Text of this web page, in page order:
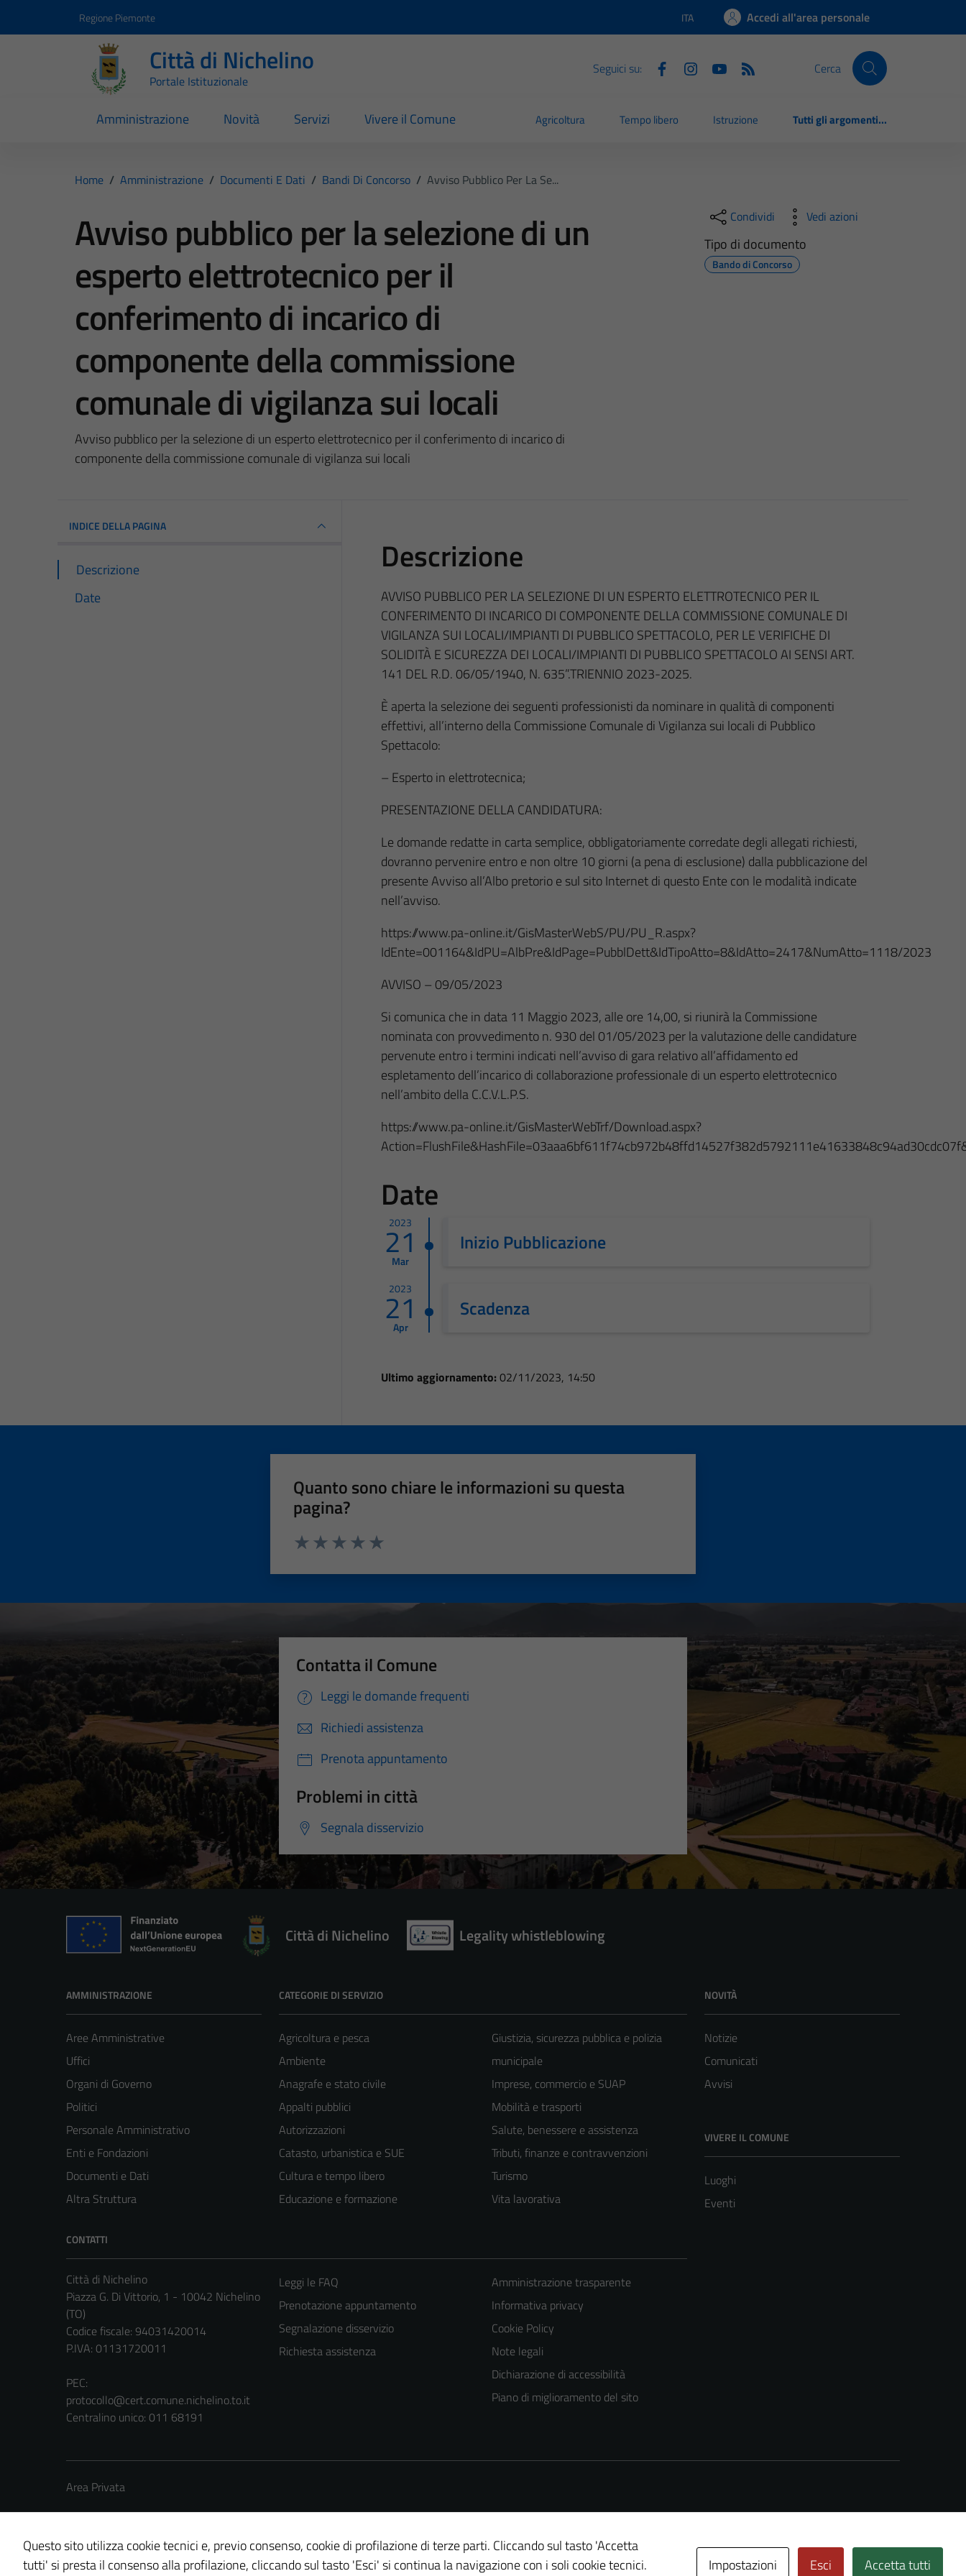
Regione Piemonte Lingua attiva:
ITA Accedi all'area personale
Città di Nichelino
Portale Istituzionale
Seguici su: Cerca
Amministrazione Novità Servizi Vivere il Comune Agricoltura Tempo libero Istruzione Tutti gli argomenti...
Home / Amministrazione / Documenti E Dati / Bandi Di Concorso / Avviso Pubblico Per La Se...
Avviso pubblico per la selezione di un
esperto elettrotecnico per il
conferimento di incarico di
componente della commissione
comunale di vigilanza sui locali
Avviso pubblico per la selezione di un esperto elettrotecnico per il conferimento di incarico di
componente della commissione comunale di vigilanza sui locali
Condividi Vedi azioni
Tipo di documento
Bando di Concorso
INDICE DELLA PAGINA
Descrizione
Date
Descrizione
AVVISO PUBBLICO PER LA SELEZIONE DI UN ESPERTO ELETTROTECNICO PER IL
CONFERIMENTO DI INCARICO DI COMPONENTE DELLA COMMISSIONE COMUNALE DI
VIGILANZA SUI LOCALI/IMPIANTI DI PUBBLICO SPETTACOLO, PER LE VERIFICHE DI
SOLIDITÀ E SICUREZZA DEI LOCALI/IMPIANTI DI PUBBLICO SPETTACOLO AI SENSI ART.
141 DEL R.D. 06/05/1940, N. 635”.TRIENNIO 2023-2025.
È aperta la selezione dei seguenti professionisti da nominare in qualità di componenti
effettivi, all’interno della Commissione Comunale di Vigilanza sui locali di Pubblico
Spettacolo:
– Esperto in elettrotecnica;
PRESENTAZIONE DELLA CANDIDATURA:
Le domande redatte in carta semplice, obbligatoriamente corredate degli allegati richiesti,
dovranno pervenire entro e non oltre 10 giorni (a pena di esclusione) dalla pubblicazione del
presente Avviso all’Albo pretorio e sul sito Internet di questo Ente con le modalità indicate
nell’avviso.
https://www.pa-online.it/GisMasterWebS/PU/PU_R.aspx?
IdEnte=001164&IdPU=AlbPre&IdPage=PubblDett&IdTipoAtto=8&IdAtto=2417&NumAtto=1118/2023
AVVISO – 09/05/2023
Si comunica che in data 11 Maggio 2023, alle ore 14,00, si riunirà la Commissione
nominata con provvedimento n. 930 del 01/05/2023 per la valutazione delle candidature
pervenute entro i termini indicati nell’avviso di gara relativo all’affidamento ed
espletamento dell’incarico di collaborazione professionale di un esperto elettrotecnico
nell’ambito della C.C.V.L.P.S.
https://www.pa-online.it/GisMasterWebTrf/Download.aspx?
Date
2023
21
Mar
Inizio Pubblicazione
2023
21
Apr
Scadenza
Ultimo aggiornamento: 02/11/2023, 14:50
Quanto sono chiare le informazioni su questa
pagina?
Contatta il Comune
Leggi le domande frequenti
Richiedi assistenza
Prenota appuntamento
Problemi in città
Segnala disservizio
Città di Nichelino Legality whistleblowing
AMMINISTRAZIONE
Aree Amministrative
Uffici
Organi di Governo
Politici
Personale Amministrativo
Enti e Fondazioni
Documenti e Dati
Altra Struttura
CATEGORIE DI SERVIZIO
Agricoltura e pesca
Ambiente
Anagrafe e stato civile
Appalti pubblici
Autorizzazioni
Catasto, urbanistica e SUE
Cultura e tempo libero
Educazione e formazione
Giustizia, sicurezza pubblica e polizia
municipale
Imprese, commercio e SUAP
Mobilità e trasporti
Salute, benessere e assistenza
Tributi, finanze e contravvenzioni
Turismo
Vita lavorativa
NOVITÀ
Notizie
Comunicati
Avvisi
VIVERE IL COMUNE
Luoghi
Eventi
CONTATTI
Città di Nichelino
Piazza G. Di Vittorio, 1 - 10042 Nichelino
(TO)
Codice fiscale: 94031420014
P.IVA: 01131720011
PEC:
protocollo@cert.comune.nichelino.to.it
Centralino unico: 011 68191
Leggi le FAQ
Prenotazione appuntamento
Segnalazione disservizio
Richiesta assistenza
Amministrazione trasparente
Informativa privacy
Cookie Policy
Note legali
Dichiarazione di accessibilità
Piano di miglioramento del sito
Area Privata
Questo sito utilizza cookie tecnici e, previo consenso, cookie di profilazione di terze parti. Cliccando sul tasto 'Accetta
tutti' si presta il consenso alla profilazione, cliccando sul tasto 'Esci' si continua la navigazione con i soli cookie tecnici.
Impostazioni Esci Accetta tutti
Tecnici
possono
disabilitati.
Questi cookie